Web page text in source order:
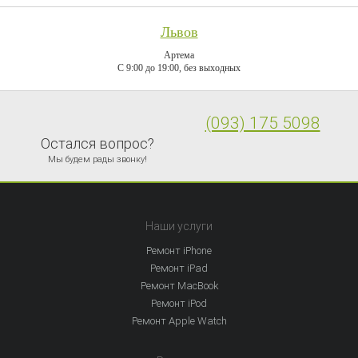
Львов
Артема
C 9:00 до 19:00, без выходных
Остался вопрос?
Мы будем рады звонку!
(093) 175 5098
Наши услуги
Ремонт iPhone
Ремонт iPad
Ремонт MacBook
Ремонт iPod
Ремонт Apple Watch